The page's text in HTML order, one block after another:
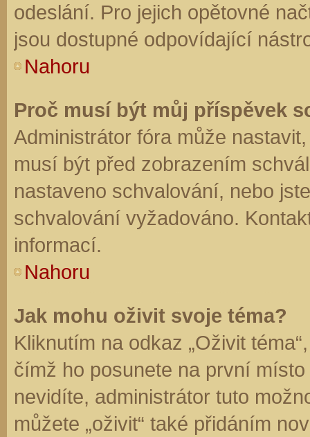
odeslání. Pro jejich opětovné
jsou dostupné odpovídající
Nahoru
Proč musí být můj příspěvek
Administrátor fóra může
musí být před zobrazením
nastaveno schvalování, nebo
schvalování vyžadováno.
informací.
Nahoru
Jak mohu oživit svoje téma?
Kliknutím na odkaz „Oživit
čímž ho posunete na první
nevidíte, administrátor tuto
můžete „oživit“ také přidáním